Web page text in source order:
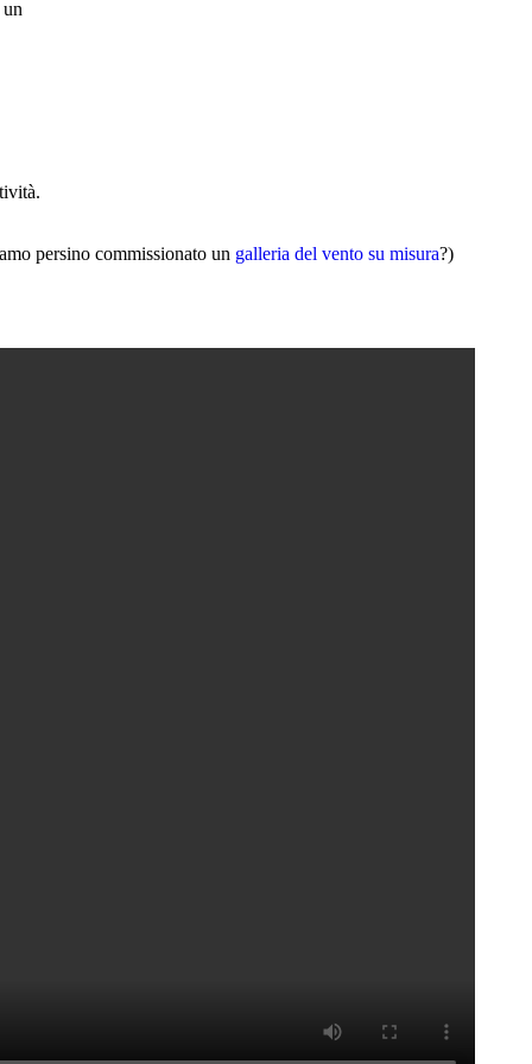
persino commissionato un galleria del vento su misura?)